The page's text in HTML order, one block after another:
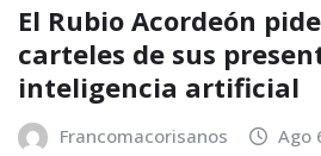
El Rubio Acordeón
carteles de sus
inteligencia artificial
Francomacorisanos Ago